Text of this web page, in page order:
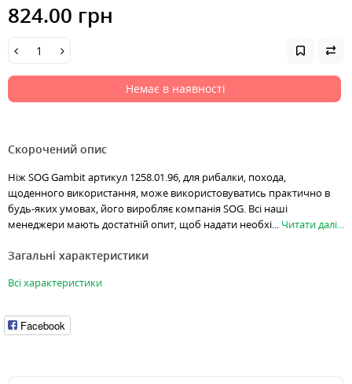
824.00 грн
Немає в наявності
Скорочений опис
Ніж SOG Gambit артикул 1258.01.96, для рибалки, похода,
щоденного використання, може використовуватись практично в
будь-яких умовах, його виробляє компанія SOG. Всі наші
менеджери мають достатній опит, щоб надати необхі... Читати далі...
Загальні характеристики
Всі характеристики
Facebook